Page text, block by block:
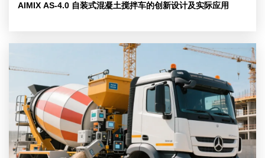
AIMIX AS-4.0 自装式混凝土搅拌车的创新设计及实际应用